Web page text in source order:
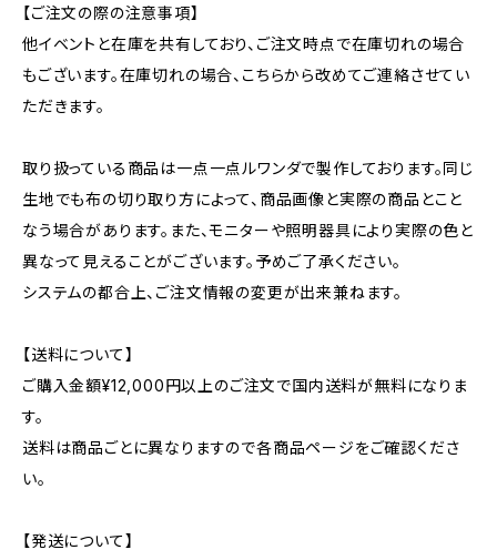
【ご注文の際の注意事項】
他イベントと在庫を共有しており、ご注文時点で在庫切れの場合
もございます。在庫切れの場合、こちらから改めてご連絡させてい
ただきます。
取り扱っている商品は一点一点ルワンダで製作しております。同じ
生地でも布の切り取り方によって、商品画像と実際の商品とこと
なう場合があります。また、モニターや照明器具により実際の色と
異なって見えることがございます。予めご了承ください。
システムの都合上、ご注文情報の変更が出来兼ねます。
【送料について】
ご購入金額¥12,000円以上のご注文で国内送料が無料になりま
す。
送料は商品ごとに異なりますので各商品ページをご確認くださ
い。
【発送について】